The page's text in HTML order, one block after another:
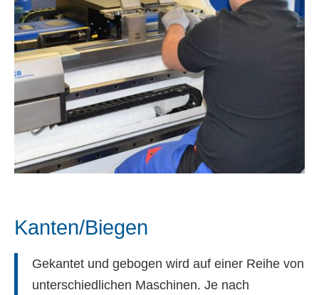
Kanten/Biegen
Gekantet und gebogen wird auf einer Reihe von
unterschiedlichen ­Maschinen. Je nach